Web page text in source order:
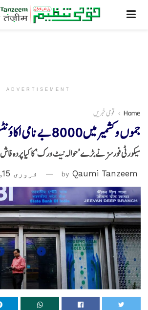
ADVERTISEMENT
Home قومی خبریں
جموں و کشمیر میں 8000 بے نامی اکاؤنٹس منجمد
سیکورٹی فورسز نے بڑے ’حوالہ نیٹ ورک‘ کا کیا پردہ فاش
by Qaumi Tanzeem فروری 15, 2026